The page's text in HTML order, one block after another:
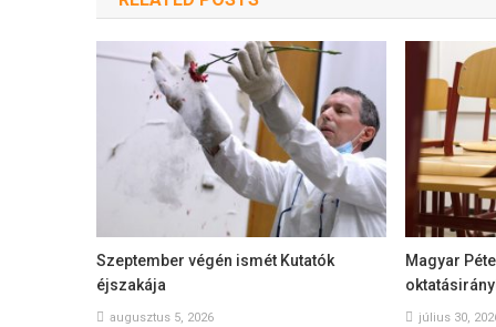
Szeptember végén ismét Kutatók
éjszakája
augusztus 5, 2026
Magyar
július 30,